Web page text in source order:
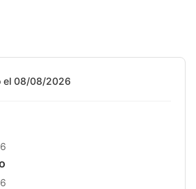
el 08/08/2026